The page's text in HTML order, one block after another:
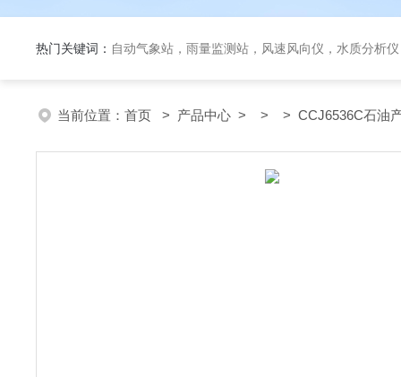
热门关键词： 自动气象站，雨量监测站，风速风向仪，水质分析
当前位置： 首页 > 产品中心 > > > CCJ6536C石油产